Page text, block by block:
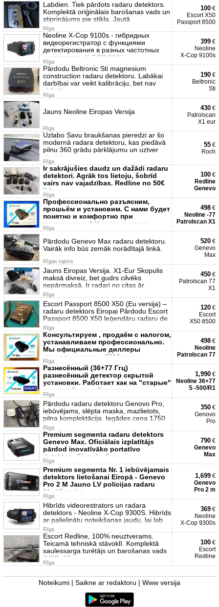
Labdien. Tiek pārdots radaru detektors.
Komplektā oriģinālais barošanas vads un
stiprinājums pie stikla. Jautā
Rīga
100 €
Escort X50
Passport 8500
Neoline X-Cop 9100s - гибридных
видеорегистратор с функциями
детектирования в разных частотных
диапазонах. X-COP 910
Rīga
399 €
Neoline
X-Cop 9100s
Pārdodu Beltronic Sti magnesium
construction radaru detektoru. Labākai
darbībai var veikt kalibrāciju, bet nav
obligāt
Rīga
190 €
Beltronic
Sti
Jauns Neoline Eiropas Versija
Rīga
430 €
Patrolscan
X1 eur
Uzlabo Savu braukšanas pieredzi ar šo
modernā radara detektoru, kas piedāvā
pilnu 360 grādu pārklājumu un uztver
visus L
Rīga
55 €
Roch
Ir sakrājušies daudz un dažādi radaru
detektori. Agrāk tos lietoju, šobrīd
vairs nav vajadzības. Redline no 50€
līdz
Rīga
100 €
Redline
Genevo
Профессионально разъясним,
прошьём и установим. С нами будет
понятно и комфортно при
применении. 1.У нас значитель
Rīga
498 €
Neoline -77
Patrolscan X1
Pārdodu Genevo Max radaru detektoru.
Vairāk info būs zemāk norādītajā linkā.
Rīgas rajons
520 €
Genevo
Max
Jauns Eiropas Versija. X1-Eur Skopulis
maksā divreiz, bet gudrs cilvēks
nepārmaksā. Ir radari no citas ār
Rīga
450 €
Patrolscan 77
X1
Escort Passport 8500 X50 (Eu versija) –
radaru detektors Eiropai Pārdodu Escort
Passport 8500 X50 leģendāru radaru de
Rīga
120 €
Escort
X50 8500
Консультируем , продаём с налогом,
устанавливаем профессионально.
Мы официальные диллеры
производителя с 2016 года.
Rīga
498 €
Neoline
Patrolscan 77
Разнесённый (36+77 Ггц)
разнесённый детектор скрытой
установки. Работает как на "старые"
так и на "новые"машины.
Rīga
1,990 €
Neoline 36+77
S -500/R1
Pārdodu radaru detektoru Genovo Pro,
iebūvējams, slēpta maska, mazlietots,
pilna komplektācija. Iegādes cena 1750
Rīga
350 €
Genovo
Pro
Premium segmenta radaru detektors
Genevo Max. Oficiālais izplatītājs
pārdod inovatīvāko portatīvo
detektoru Eiropā - Gen
Rīga
790 €
Genevo
Max
Premium segmenta Nr. 1 iebūvējamais
detektors lietošanai Eiropā - Genevo
Pro 2 M Jauno LV policijas radaru
fiksēšanai p
Rīga
1,699 €
Genevo
Pro 2 m
Hibrīds videorestrators un radara
detektors - Neoline X-Cop 9300S. Hibrīds
ar palielinātu noteikšanas jaudu, lai lab
Rīga
369 €
Neoline
X-Cop 9300s
Escort Redline, 100% neuztverams.
Teicamā tehniskā stāvoklī. Komplektā
saulessarga turētājs un barošanas vads
(USB, 15
Rīga
100 €
Escort
Redline
Noteikumi Saikne ar redaktoru Www versija